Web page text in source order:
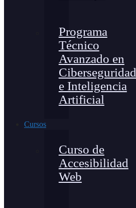
Programa
Técnico
Avanzado en
Ciberseguridad
e Inteligencia
Artificial
Cursos
Curso de
Accesibilidad
Web